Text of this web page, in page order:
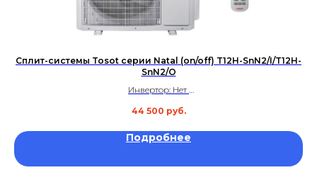
Сплит-системы Tosot серии Natal (on/off) T12H-SnN2/I/T12H-
SnN2/O
Инвертор: Нет
Уровень шума: 28 дБ
44 500 руб.
Подробнее